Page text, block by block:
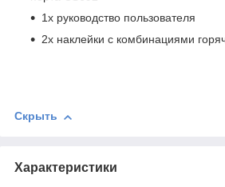
1x руководство пользователя
2x наклейки с комбинациями
Скрыть
Характеристики